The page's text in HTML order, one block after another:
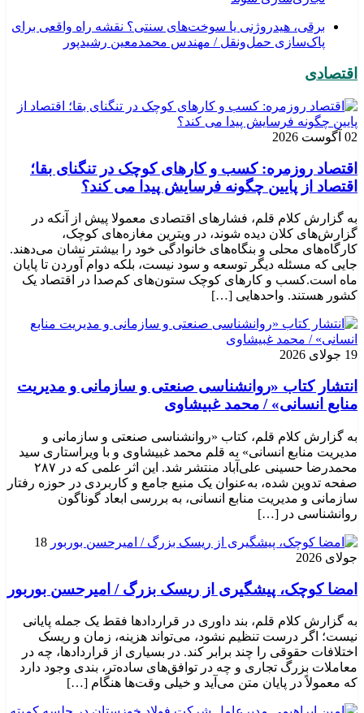
برقی، هیدروژنی یا سوخت‌های سنتی؟ نقشه راه واقعی برای
پاک‌سازی حمل‌ونقل / مهندس محمدمعین رشیدپور
اقتصادی
02 آگوست 2026
اقتصاد روزمره: کسب‌ و کارهای کوچک در تنگنای بقا؛
اقتصاد از پایین چگونه فرسایش پیدا می کند؟
به گزارش کلام قلم، فشارهای اقتصادی معمولا پیش از آنکه در
گزارش‌های کلان دیده شوند، در ویترین مغازه‌های کوچک،
کارگاه‌های محلی و بنگاه‌های خانوادگی خود را بیشتر نشان می‌دهند.
جایی که مسئله دیگر توسعه و سود نیست، بلکه دوام آوردن تا پایان
ماه است.کسب‌ و کارهای کوچک ستون‌های کم‌صدا در اقتصاد یک
کشور هستند. واحدهایی […]
19 جولای 2026
انتشار کتاب «روانشناسی صنعتی و سازمانی و مدیریت
منابع انسانی» / محمد غبیشاوی
به گزارش کلام قلم، کتاب «روانشناسی صنعتی و سازمانی و
مدیریت منابع انسانی» به قلم محمد غبیشاوی و با ویراستاری سید
محمدرضا حسینی علی‌آباد منتشر شد. این اثر علمی که در ۲۸۷
صفحه تدوین شده، به‌عنوان یک منبع جامع و کاربردی در حوزه رفتار
سازمانی و مدیریت منابع انسانی، به بررسی ابعاد گوناگون
روانشناسی در […]
18
جولای 2026
امضا کوچک، پیشگیری از ریسک بزرگ / امیرحسن بوربور
به گزارش کلام قلم، بند داوری در قراردادها فقط یک جمله پایانی
نیست؛ اگر درست تنظیم نشود، می‌تواند هزینه، زمان و ریسک
اختلافات حقوقی را چند برابر کند. در بسیاری از قراردادها، چه در
معاملات بزرگ تجاری و چه در توافق‌های ساده‌تر، بندی وجود دارد
که معمولاً در پایان متن می‌آید و خیلی وقت‌ها هنگام […]